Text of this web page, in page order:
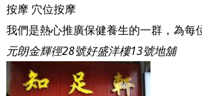
按摩 穴位按摩
元朗金輝徑28號好盛洋樓13號地舖